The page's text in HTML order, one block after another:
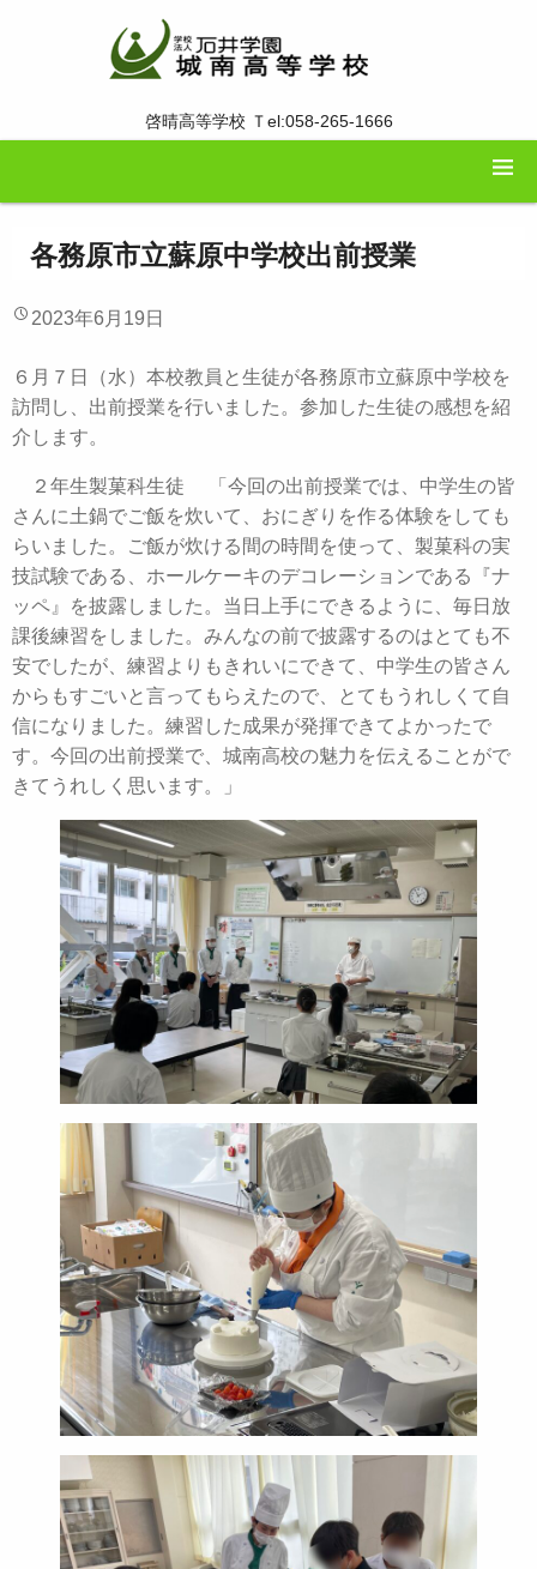
啓晴高等学校 Ｔel:058-265-1666
各務原市立蘇原中学校出前授業
2023年6月19日
６月７日（水）本校教員と生徒が各務原市立蘇原中学校を
訪問し、出前授業を行いました。参加した生徒の感想を紹
介します。
２年生製菓科生徒 「今回の出前授業では、中学生の皆
さんに土鍋でご飯を炊いて、おにぎりを作る体験をしても
らいました。ご飯が炊ける間の時間を使って、製菓科の実
技試験である、ホールケーキのデコレーションである『ナ
ッペ』を披露しました。当日上手にできるように、毎日放
課後練習をしました。みんなの前で披露するのはとても不
安でしたが、練習よりもきれいにできて、中学生の皆さん
からもすごいと言ってもらえたので、とてもうれしくて自
信になりました。練習した成果が発揮できてよかったで
す。今回の出前授業で、城南高校の魅力を伝えることがで
きてうれしく思います。」